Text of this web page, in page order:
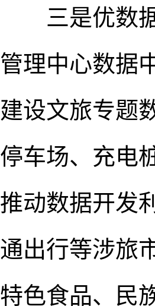
三是优数据
管理中心数据
建设文旅专题
停车场、充电
推动数据开发
通出行等涉旅
特色食品、民